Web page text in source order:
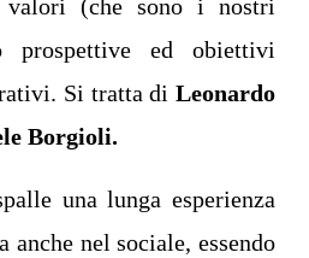
(che sono i nostri
ed obiettivi
Si tratta di Leonardo
Borgioli.
una lunga esperienza
anche nel sociale, essendo